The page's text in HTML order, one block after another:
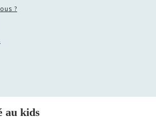
?
au kids